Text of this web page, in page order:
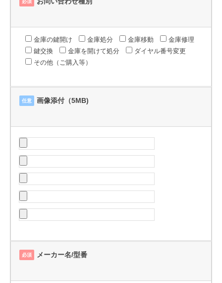
必須
金庫の鍵開け 金庫処分 金庫移動
金庫修理
鍵交換
金庫を開けて処分
ダイヤル番号変更
その他（ご購入等）
任意 画像添付（5MB)
必須 メーカー名/型番